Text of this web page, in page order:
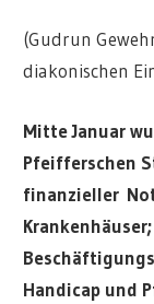
(Gudrun
diakonischen
Mitte Januar
Pfeifferschen
finanzieller
Handicap und